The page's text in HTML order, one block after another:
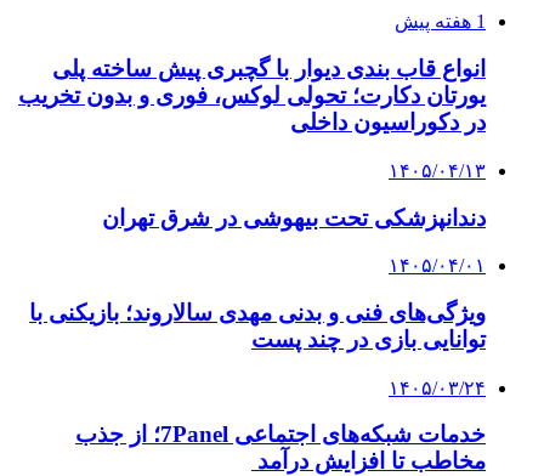
1 هفته پیش
انواع قاب بندی دیوار با گچبری پیش ساخته پلی
یورتان دکارت؛ تحولی لوکس، فوری و بدون تخریب
در دکوراسیون داخلی
۱۴۰۵/۰۴/۱۳
دندانپزشکی تحت بیهوشی در شرق تهران
۱۴۰۵/۰۴/۰۱
ویژگی‌های فنی و بدنی مهدی سالاروند؛ بازیکنی با
توانایی بازی در چند پست
۱۴۰۵/۰۳/۲۴
خدمات شبکه‌های اجتماعی 7Panel؛ از جذب
مخاطب تا افزایش درآمد